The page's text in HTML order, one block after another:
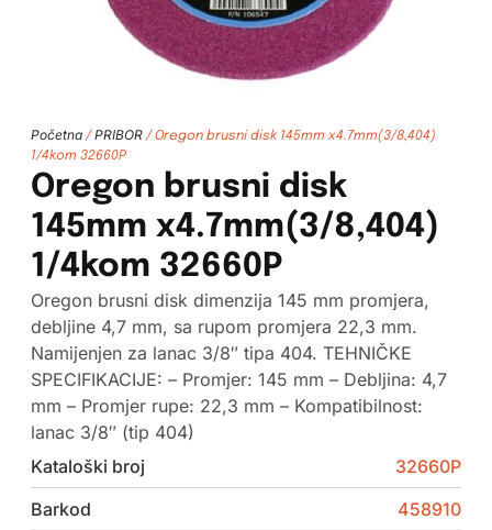
Početna/ PRIBOR/ Oregon brusni disk 145mm x4.7mm(3/8,404)
1/4kom 32660P
Oregon brusni disk
145mm x4.7mm(3/8,404)
1/4kom 32660P
Oregon brusni disk dimenzija 145 mm promjera,
debljine 4,7 mm, sa rupom promjera 22,3 mm.
Namijenjen za lanac 3/8″ tipa 404. TEHNIČKE
SPECIFIKACIJE: – Promjer: 145 mm – Debljina: 4,7
mm – Promjer rupe: 22,3 mm – Kompatibilnost:
lanac 3/8″ (tip 404)
Kataloški broj
32660P
Barkod
458910